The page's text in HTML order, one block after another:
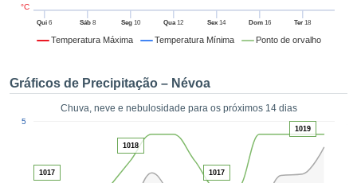
digital
CONTINUAR
Temperatura Máxima Temperatura Mínima Ponto de orvalho
Qui 6 Sáb8 Seg10 Qua12 Sex 14 Dom16 Ter 18
°C
Gráficos de Precipitação – Névoa
Chuva, neve e nebulosidade para os próximos 14 dias
5
1017
1018
1017
1019